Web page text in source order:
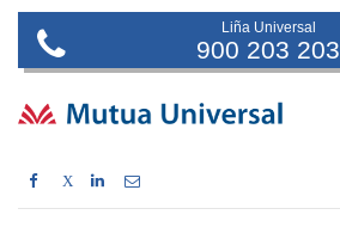
Liña Universal
900 203 203
X